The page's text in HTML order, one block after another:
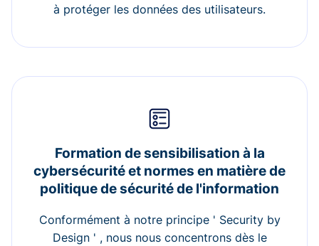
à protéger les données des utilisateurs.
Formation de sensibilisation à la
cybersécurité et normes en matière de
politique de sécurité de l'information
Conformément à notre principe ' Security by
Design ' , nous nous concentrons dès le